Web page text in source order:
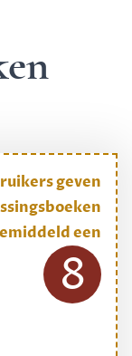
geven
een
8